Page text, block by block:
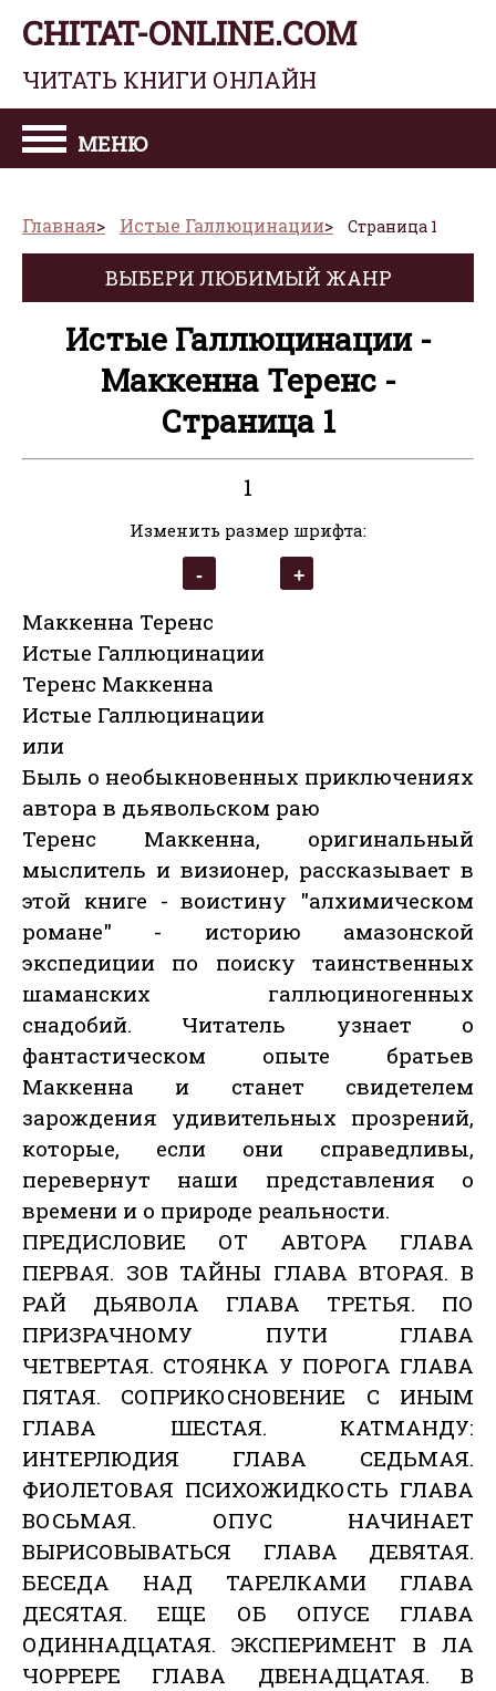
CHITAT-ONLINE.COM
ЧИТАТЬ КНИГИ ОНЛАЙН
МЕНЮ
Главная Истые Галлюцинации Страница 1
ВЫБЕРИ ЛЮБИМЫЙ ЖАНР
Истые Галлюцинации -
Маккенна Теренс -
Страница 1
1
Изменить размер шрифта:
Маккенна Теренс
Истые Галлюцинации
Теренс Маккенна
Истые Галлюцинации
или
Быль о необыкновенных приключениях
автора в дьявольском раю
Теренс Маккенна, оригинальный
мыслитель и визионер, рассказывает в
этой книге - воистину "алхимическом
романе" - историю амазонской
экспедиции по поиску таинственных
шаманских галлюциногенных
снадобий. Читатель узнает о
фантастическом опыте братьев
Маккенна и станет свидетелем
зарождения удивительных прозрений,
которые, если они справедливы,
перевернут наши представления о
времени и о природе реальности.
ПРЕДИСЛОВИЕ ОТ АВТОРА ГЛАВА
ПЕРВАЯ. ЗОВ ТАЙНЫ ГЛАВА ВТОРАЯ. В
РАЙ ДЬЯВОЛА ГЛАВА ТРЕТЬЯ. ПО
ПРИЗРАЧНОМУ ПУТИ ГЛАВА
ЧЕТВЕРТАЯ. СТОЯНКА У ПОРОГА ГЛАВА
ПЯТАЯ. СОПРИКОСНОВЕНИЕ С ИНЫМ
ГЛАВА ШЕСТАЯ. КАТМАНДУ:
ИНТЕРЛЮДИЯ ГЛАВА СЕДЬМАЯ.
ФИОЛЕТОВАЯ ПСИХОЖИДКОСТЬ ГЛАВА
ВОСЬМАЯ. ОПУС НАЧИНАЕТ
ВЫРИСОВЫВАТЬСЯ ГЛАВА ДЕВЯТАЯ.
БЕСЕДА НАД ТАРЕЛКАМИ ГЛАВА
ДЕСЯТАЯ. ЕЩЕ ОБ ОПУСЕ ГЛАВА
ОДИННАДЦАТАЯ. ЭКСПЕРИМЕНТ В ЛА
ЧОРРЕРЕ ГЛАВА ДВЕНАДЦАТАЯ. В